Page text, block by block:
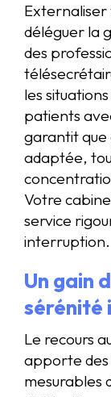
déléguer la
des
les
patients
garantit que
adaptée,
Votre
service
interruption.
Un gain
sérénité
Le recours
apporte
mesurables